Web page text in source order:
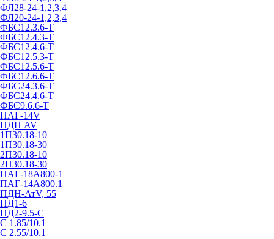
ФЛ28-24-1,2,3,4
ФЛ20-24-1,2,3,4
ФБС12.3.6-Т
ФБС12.4.3-Т
ФБС12.4.6-Т
ФБС12.5.3-Т
ФБС12.5.6-Т
ФБС12.6.6-Т
ФБС24.3.6-Т
ФБС24.4.6-Т
ФБС9.6.6-Т
ПАГ-14V
ПДН AV
1П30.18-10
1П30.18-30
2П30.18-10
2П30.18-30
ПАГ-18А800-1
ПАГ-14А800.1
ПДН-АтV, 55
ПД1-6
ПД2-9.5-С
С 1.85/10.1
С 2.55/10.1